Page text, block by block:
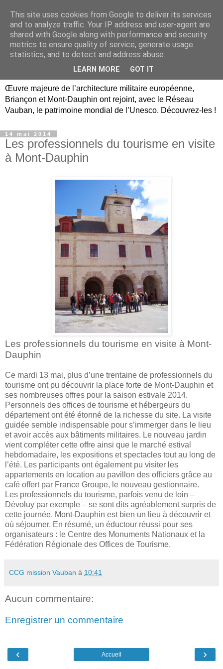
Briançon, Mont-Dauphin,
Vauban Unesco Hautes-
Œuvre majeure de l’architecture militaire européenne,
Briançon et Mont-Dauphin ont rejoint, avec le Réseau
Vauban, le patrimoine mondial de l’Unesco. Découvrez-les !
14 mai 2014
Les professionnels du tourisme en visite
à Mont-Dauphin
Les professionnels du tourisme en visite à Mont-
Dauphin
Ce mardi 13 mai, plus d’une trentaine de professionnels du
tourisme ont pu découvrir la place forte de Mont-Dauphin et
ses nombreuses offres pour la saison estivale 2014.
Personnels des offices de tourisme et hébergeurs du
département ont été étonné de la richesse du site. La visite
guidée semble indispensable pour s’immerger dans le lieu
et avoir accès aux bâtiments militaires. Le nouveau jardin
vient compléter cette offre ainsi que le marché estival
hebdomadaire, les expositions et spectacles tout au long de
l’été. Les participants ont également pu visiter les
appartements en location au pavillon des officiers grâce au
café offert par France Groupe, le nouveau gestionnaire.
Les professionnels du tourisme, parfois venu de loin –
Dévoluy par exemple – se sont dits agréablement surpris de
cette journée. Mont-Dauphin est bien un lieu à découvrir et
où séjourner. En résumé, un éductour réussi pour ses
organisateurs : le Centre des Monuments Nationaux et la
Fédération Régionale des Offices de Tourisme.
CCG mission Vauban à 10:41
Aucun commentaire:
Enregistrer un commentaire
‹ ›
Accueil
This site uses cookies from Google to deliver its services
and to analyze traffic. Your IP address and user-agent are
shared with Google along with performance and security
metrics to ensure quality of service, generate usage
statistics, and to detect and address abuse.
LEARN MORE GOT IT